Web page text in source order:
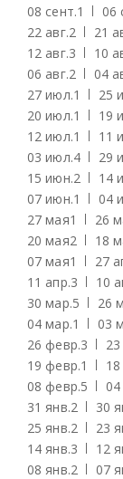
08 сент.1 06
22 авг.2 21
12 авг.3 10
06 авг.2 04
27 июл.1 25
20 июл.1 19
12 июл.1 11
03 июл.4 29
15 июн.2 14
07 июн.1 04
27 мая1 26
20 мая2 18
07 мая1 27
11 апр.3 10
30 мар.5 26
04 мар.1 03
26 февр.3
19 февр.1
08 февр.5
31 янв.2 30
25 янв.2 23
14 янв.3 12
08 янв.2 07